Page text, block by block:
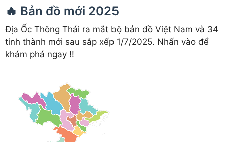
🔥 Bản đồ mới 2025
Địa Ốc Thông Thái ra mắt bộ bản đồ Việt Nam và 34
tỉnh thành mới sau sắp xếp 1/7/2025. Nhấn vào để
khám phá ngay !!